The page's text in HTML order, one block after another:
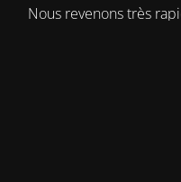
Nous revenons très